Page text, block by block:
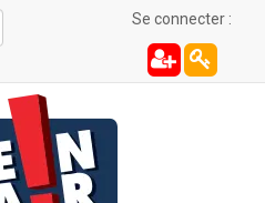
Se connecter :